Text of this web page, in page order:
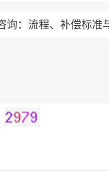
询：流程、补偿标准